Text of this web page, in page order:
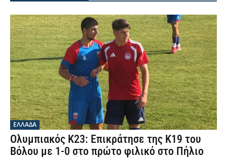
ΕΛΛΑΔΑ
Ολυμπιακός Κ23: Επικράτησε της Κ19 του
Βόλου με 1-0 στο πρώτο φιλικό στο Πήλιο